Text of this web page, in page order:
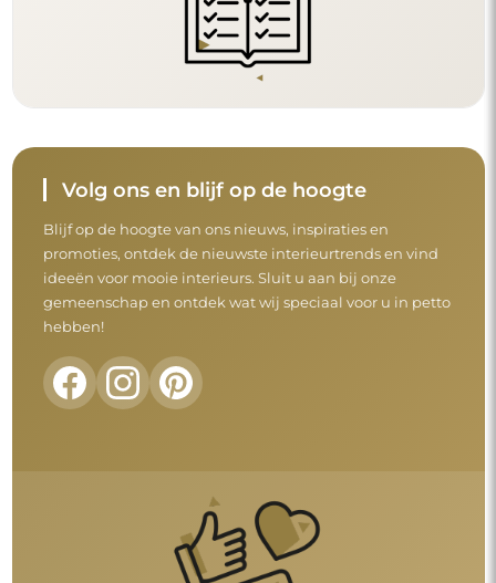
Volg ons en blijf op de hoogte
Blijf op de hoogte van ons nieuws, inspiraties en
promoties, ontdek de nieuwste interieurtrends en vind
ideeën voor mooie interieurs. Sluit u aan bij onze
gemeenschap en ontdek wat wij speciaal voor u in petto
hebben!